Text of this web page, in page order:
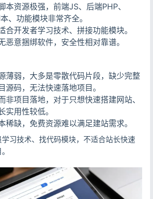
本资源极强，前端JS、后端PHP、
、功能模块非常齐全。
合开发者学习技术、拼接功能模块。
恶意捆绑软件，安全性相对靠谱。
薄弱，大多是零散代码片段，缺少完整
源码，无法快速落地项目。
非项目落地，对于只想快速搭建网站、
实用性较低。
稀缺，免费资源难以满足建站需求。
习技术、找代码模块，不适合站长快速